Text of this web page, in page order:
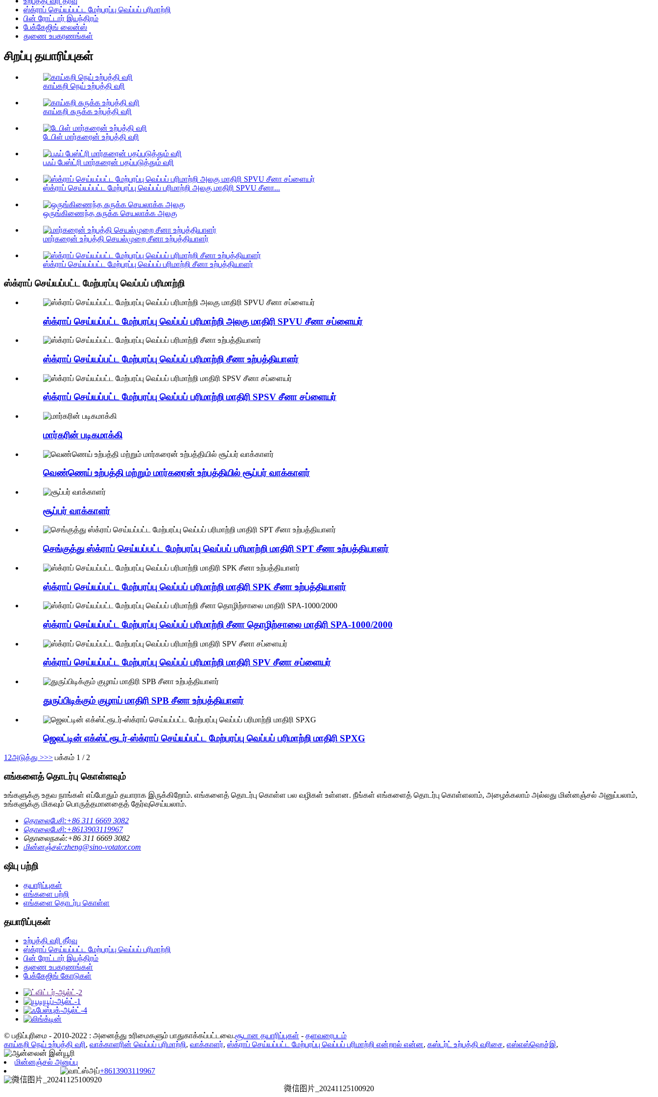
ஸ்க்ராப் செய்யப்பட்ட மேற்பரப்பு வெப்பப் பரிமாற்றி
பின் ரோட்டார் இயந்திரம்
பேக்கேஜிங் லைன்ஸ்
துணை உபகரணங்கள்
சிறப்பு தயாரிப்புகள்
காய்கறி நெய் உற்பத்தி வரி
காய்கறி சுருக்க உற்பத்தி வரி
டேபிள் மார்கரைன் உற்பத்தி வரி
பஃப் பேஸ்ட்ரி மார்கரைன் பதப்படுத்தும் வரி
ஸ்க்ராப் செய்யப்பட்ட மேற்பரப்பு வெப்பப் பரிமாற்றி அலகு மாதிரி SPVU சீனா...
ஒருங்கிணைந்த சுருக்க செயலாக்க அலகு
மார்கரைன் உற்பத்தி செயல்முறை சீனா உற்பத்தியாளர்
ஸ்க்ராப் செய்யப்பட்ட மேற்பரப்பு வெப்பப் பரிமாற்றி சீனா உற்பத்தியாளர்
ஸ்க்ராப் செய்யப்பட்ட மேற்பரப்பு வெப்பப் பரிமாற்றி
ஸ்க்ராப் செய்யப்பட்ட மேற்பரப்பு வெப்பப் பரிமாற்றி அலகு மாதிரி SPVU சீனா சப்ளையர்
ஸ்க்ராப் செய்யப்பட்ட மேற்பரப்பு வெப்பப் பரிமாற்றி சீனா உற்பத்தியாளர்
ஸ்க்ராப் செய்யப்பட்ட மேற்பரப்பு வெப்பப் பரிமாற்றி மாதிரி SPSV சீனா சப்ளையர்
மார்கரின் படிகமாக்கி
வெண்ணெய் உற்பத்தி மற்றும் மார்கரைன் உற்பத்தியில் சூப்பர் வாக்காளர்
சூப்பர் வாக்காளர்
செங்குத்து ஸ்க்ராப் செய்யப்பட்ட மேற்பரப்பு வெப்பப் பரிமாற்றி மாதிரி SPT சீனா உற்பத்தியாளர்
ஸ்க்ராப் செய்யப்பட்ட மேற்பரப்பு வெப்பப் பரிமாற்றி மாதிரி SPK சீனா உற்பத்தியாளர்
ஸ்க்ராப் செய்யப்பட்ட மேற்பரப்பு வெப்பப் பரிமாற்றி சீனா தொழிற்சாலை மாதிரி SPA-1000/2000
ஸ்க்ராப் செய்யப்பட்ட மேற்பரப்பு வெப்பப் பரிமாற்றி மாதிரி SPV சீனா சப்ளையர்
துருப்பிடிக்கும் குழாய் மாதிரி SPB சீனா உற்பத்தியாளர்
ஜெலட்டின் எக்ஸ்ட்ரூடர்-ஸ்க்ராப் செய்யப்பட்ட மேற்பரப்பு வெப்பப் பரிமாற்றி மாதிரி SPXG
1 2அடுத்து >>> பக்கம் 1 / 2
எங்களைத் தொடர்பு கொள்ளவும்
உங்களுக்கு உதவ நாங்கள் எப்போதும் தயாராக இருக்கிறோம். எங்களைத் தொடர்பு கொள்ள பல வழிகள் உள்ளன. நீங்கள் எங்களைத் தொடர்பு கொள்ளலாம், அழைக்கலாம் அல்லது மின்னஞ்சல் அனுப்பலாம்,
உங்களுக்கு மிகவும் பொருத்தமானதைத் தேர்வுசெய்யலாம்.
தொலைபேசி:+86 311 6669 3082
தொலைபேசி:+8613903119967
தொலைநகல்:+86 311 6669 3082
மின்னஞ்சல்:zheng@sino-votator.com
ஷிபு பற்றி
தயாரிப்புகள்
எங்களை பற்றி
எங்களை தொடர்பு கொள்ள
தயாரிப்புகள்
உற்பத்தி வரி தீர்வு
ஸ்க்ராப் செய்யப்பட்ட மேற்பரப்பு வெப்பப் பரிமாற்றி
பின் ரோட்டார் இயந்திரம்
துணை உபகரணங்கள்
பேக்கேஜிங் கோடுகள்
© பதிப்புரிமை - 2010-2022 : அனைத்து உரிமைகளும் பாதுகாக்கப்பட்டவை.சூடான தயாரிப்புகள் - தளவரைபடம்
காய்கறி நெய் உற்பத்தி வரி, வாக்காளரின் வெப்பப் பரிமாற்றி, வாக்காளர், ஸ்க்ராப் செய்யப்பட்ட மேற்பரப்பு வெப்பப் பரிமாற்றி என்றால் என்ன, கஸ்டர்ட் உற்பத்தி வரிசை, எஸ்எஸ்ஹெச்இ,
மின்னஞ்சல் அனுப்பு
+8613903119967
微信图片_20241125100920